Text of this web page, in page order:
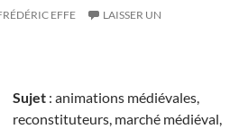
EFFE
LAISSER UN
Sujet : animations médiévales,
reconstituteurs, marché médiéval,